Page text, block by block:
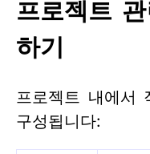
프로젝트
하기
프로젝트 내에서
구성됩니다: